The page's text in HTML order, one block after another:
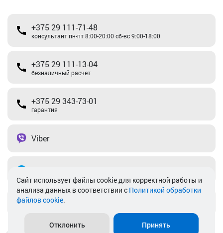
+375 29 111-71-48
консультант пн-пт 8:00-20:00 сб-вс 9:00-18:00
+375 29 111-13-04
безналичный расчет
+375 29 343-73-01
гарантия
Viber
info@akkamulik.by
Cайт использует файлы cookie для корректной работы и
анализа данных в соответствии с Политикой обработки
файлов cookie.
Отклонить Принять